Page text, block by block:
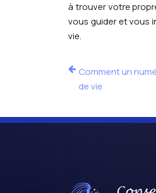
à trouver votre
vous guider et vous
vie.
Comment un
de vie